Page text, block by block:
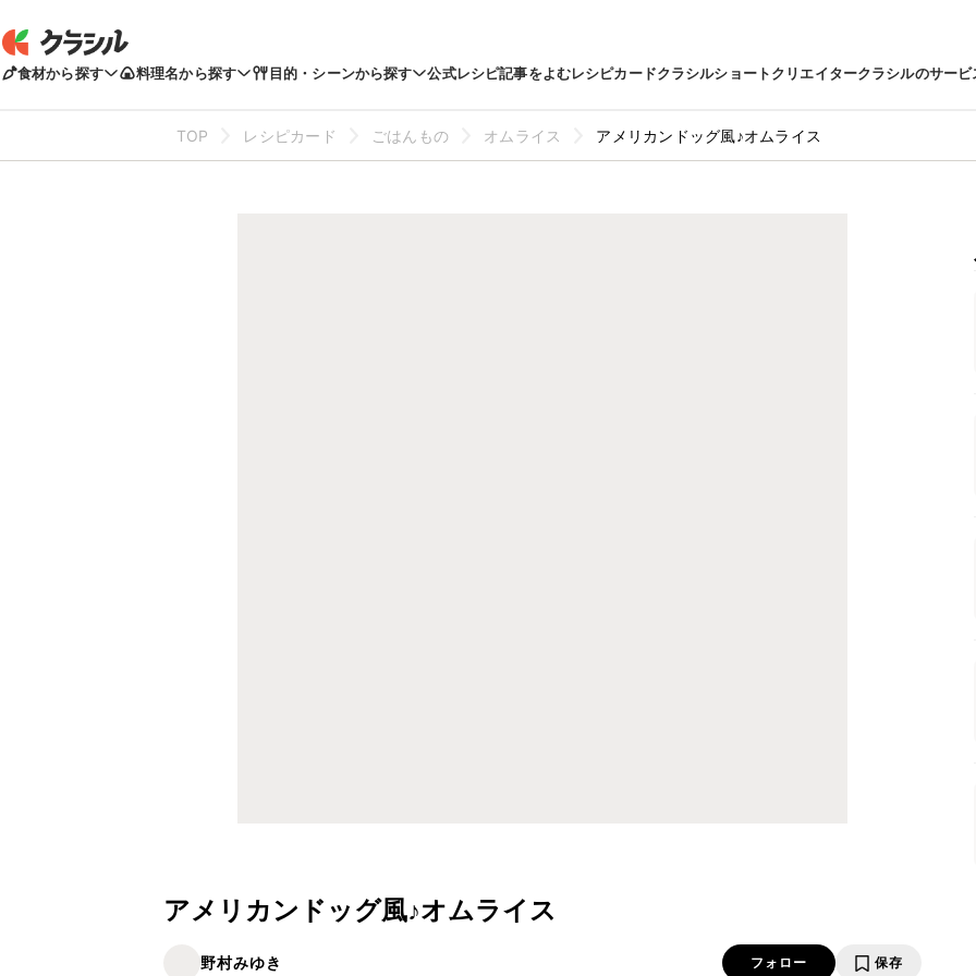
食材から探す 料理名から探す 目的・シーンから探す 公式レシピ記事をよむレシピカードクラシルショートクリエイタークラシルのサービ
TOP レシピカード ごはんもの オムライス アメリカンドッグ風♪オムライス
アメリカンドッグ風♪オムライス
野村みゆき フォロー 保存